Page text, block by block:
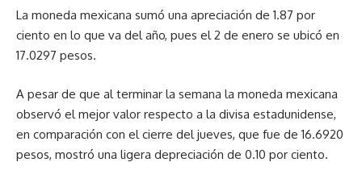
La moneda mexicana sumó una apreciación de 1.87 por
ciento en lo que va del año, pues el 2 de enero se ubicó en
17.0297 pesos.
A pesar de que al terminar la semana la moneda mexicana
observó el mejor valor respecto a la divisa estadunidense,
en comparación con el cierre del jueves, que fue de 16.6920
pesos, mostró una ligera depreciación de 0.10 por ciento.